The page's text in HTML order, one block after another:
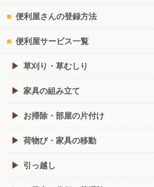
便利屋さんの登録方法
便利屋サービス一覧
草刈り・草むしり
家具の組み立て
お掃除・部屋の片付け
荷物び・家具の移動
引っ越し